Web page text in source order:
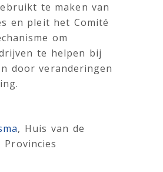
te maken van
en pleit het Comité
om
te helpen bij
door veranderingen
, Huis van de
Provincies